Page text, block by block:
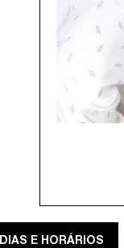
DIAS E HORÁRIOS